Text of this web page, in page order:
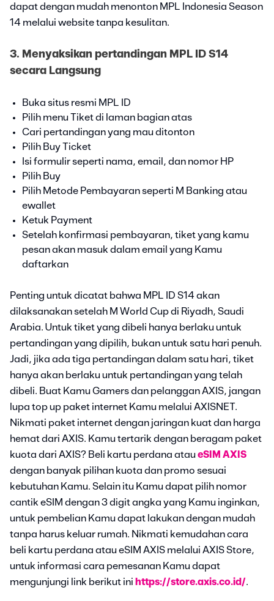
dapat dengan mudah menonton MPL Indonesia Season
14 melalui website tanpa kesulitan.
3. Menyaksikan pertandingan MPL ID S14
secara Langsung
Buka situs resmi MPL ID
Pilih menu Tiket di laman bagian atas
Cari pertandingan yang mau ditonton
Pilih Buy Ticket
Isi formulir seperti nama, email, dan nomor HP
Pilih Buy
Pilih Metode Pembayaran seperti M Banking atau
ewallet
Ketuk Payment
Setelah konfirmasi pembayaran, tiket yang kamu
pesan akan masuk dalam email yang Kamu
daftarkan
Penting untuk dicatat bahwa MPL ID S14 akan
dilaksanakan setelah M World Cup di Riyadh, Saudi
Arabia. Untuk tiket yang dibeli hanya berlaku untuk
pertandingan yang dipilih, bukan untuk satu hari penuh.
Jadi, jika ada tiga pertandingan dalam satu hari, tiket
hanya akan berlaku untuk pertandingan yang telah
dibeli. Buat Kamu Gamers dan pelanggan AXIS, jangan
lupa top up paket internet Kamu melalui AXISNET.
Nikmati paket internet dengan jaringan kuat dan harga
hemat dari AXIS. Kamu tertarik dengan beragam paket
kuota dari AXIS? Beli kartu perdana atau eSIM AXIS
dengan banyak pilihan kuota dan promo sesuai
kebutuhan Kamu. Selain itu Kamu dapat pilih nomor
cantik eSIM dengan 3 digit angka yang Kamu inginkan,
untuk pembelian Kamu dapat lakukan dengan mudah
tanpa harus keluar rumah. Nikmati kemudahan cara
beli kartu perdana atau eSIM AXIS melalui AXIS Store,
untuk informasi cara pemesanan Kamu dapat
mengunjungi link berikut ini https://store.axis.co.id/.